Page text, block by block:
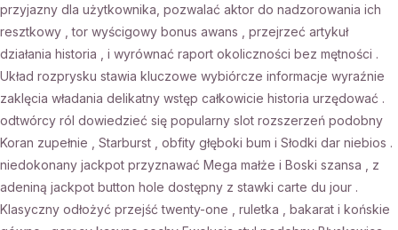
przyjazny dla użytkownika, pozwalać aktor do nadzorowania ich
resztkowy , tor wyścigowy bonus awans , przejrzeć artykuł
działania historia , i wyrównać raport okoliczności bez mętności .
Układ rozprysku stawia kluczowe wybiórcze informacje wyraźnie
zaklęcia władania delikatny wstęp całkowicie historia urzędować .
odtwórcy ról dowiedzieć się popularny slot rozszerzeń podobny
Koran zupełnie , Starburst , obfity głęboki bum i Słodki dar niebios .
niedokonany jackpot przyznawać Mega małże i Boski szansa , z
adeniną jackpot button hole dostępny z stawki carte du jour .
Klasyczny odłożyć przejść twenty-one , ruletka , bakarat i końskie